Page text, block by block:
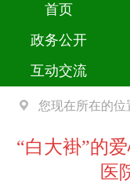
首页
政务公开
互动交流
您现在所在的位
“白大褂”的
医